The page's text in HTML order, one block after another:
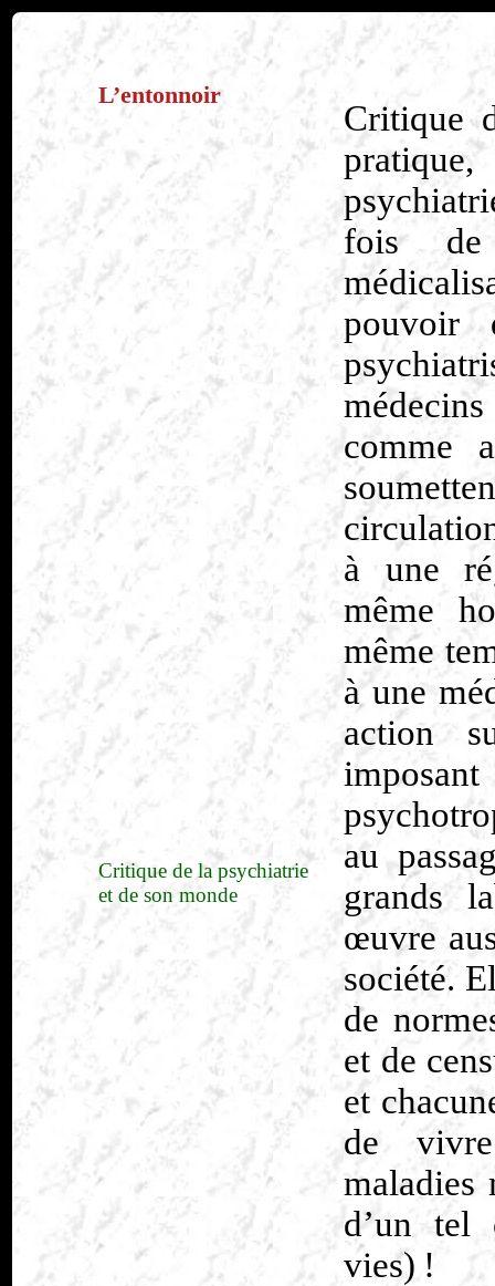
L’entonnoir
Critique
fois
pouvoir
comme
à une
même
même
à une
action
au
grands
œuvre
société.
de
et de
et
de
maladies
d’un tel
vies) !
Critique de la psychiatrie
et de son monde